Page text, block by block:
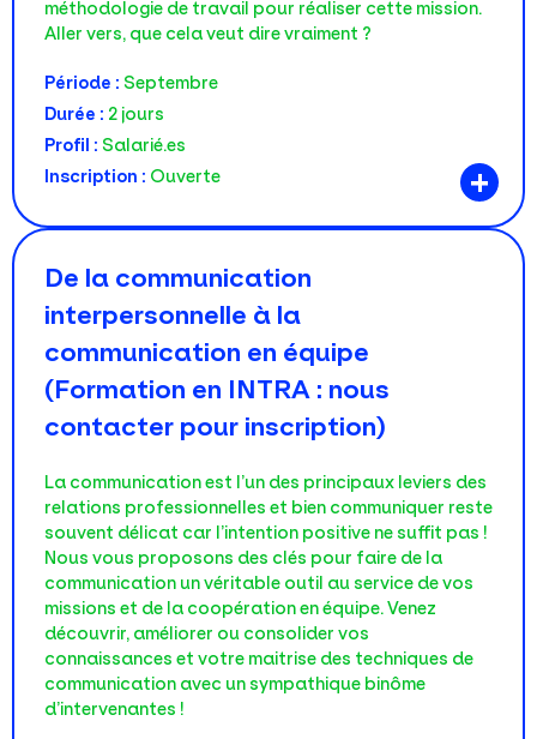
méthodologie de travail pour réaliser cette mission.
Aller vers, que cela veut dire vraiment ?
Période : Septembre
Durée : 2 jours
Profil : Salarié.es
Inscription : Ouverte +
De la communication
interpersonnelle à la
communication en équipe
(Formation en INTRA : nous
contacter pour inscription)
La communication est l’un des principaux leviers des
relations professionnelles et bien communiquer reste
souvent délicat car l’intention positive ne suffit pas !
Nous vous proposons des clés pour faire de la
communication un véritable outil au service de vos
missions et de la coopération en équipe. Venez
découvrir, améliorer ou consolider vos
connaissances et votre maitrise des techniques de
communication avec un sympathique binôme
d’intervenantes !